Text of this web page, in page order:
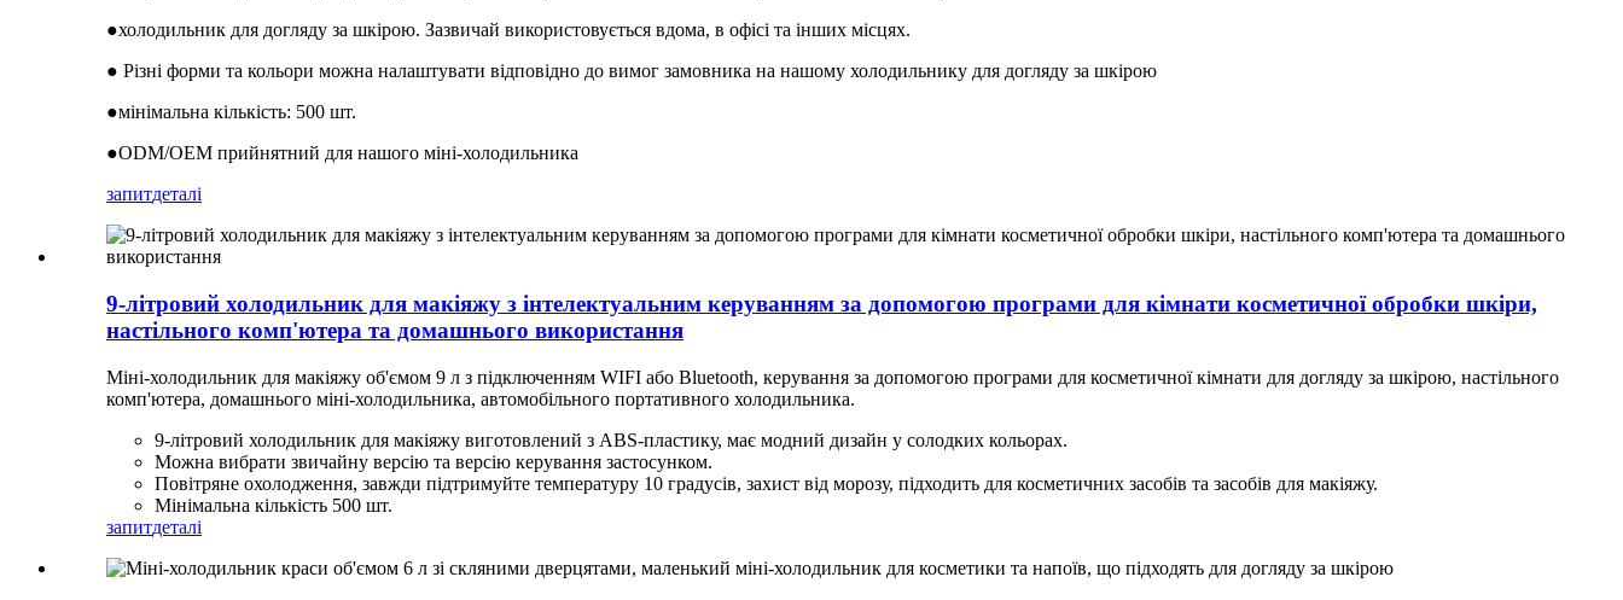
●холодильник для догляду за шкірою. Зазвичай використовується вдома, в офісі та інших місцях.
● Різні форми та кольори можна налаштувати відповідно до вимог замовника на нашому холодильнику для догляду за шкірою
●мінімальна кількість: 500 шт.
●ODM/OEM прийнятний для нашого міні-холодильника
запитдеталі
9-літровий холодильник для макіяжу з інтелектуальним керуванням за допомогою програми для кімнати косметичної обробки шкіри,
настільного комп'ютера та домашнього використання
Міні-холодильник для макіяжу об'ємом 9 л з підключенням WIFI або Bluetooth, керування за допомогою програми для косметичної кімнати для догляду за шкірою, настільного
комп'ютера, домашнього міні-холодильника, автомобільного портативного холодильника.
9-літровий холодильник для макіяжу виготовлений з ABS-пластику, має модний дизайн у солодких кольорах.
Можна вибрати звичайну версію та версію керування застосунком.
Повітряне охолодження, завжди підтримуйте температуру 10 градусів, захист від морозу, підходить для косметичних засобів та засобів для макіяжу.
Мінімальна кількість 500 шт.
запитдеталі